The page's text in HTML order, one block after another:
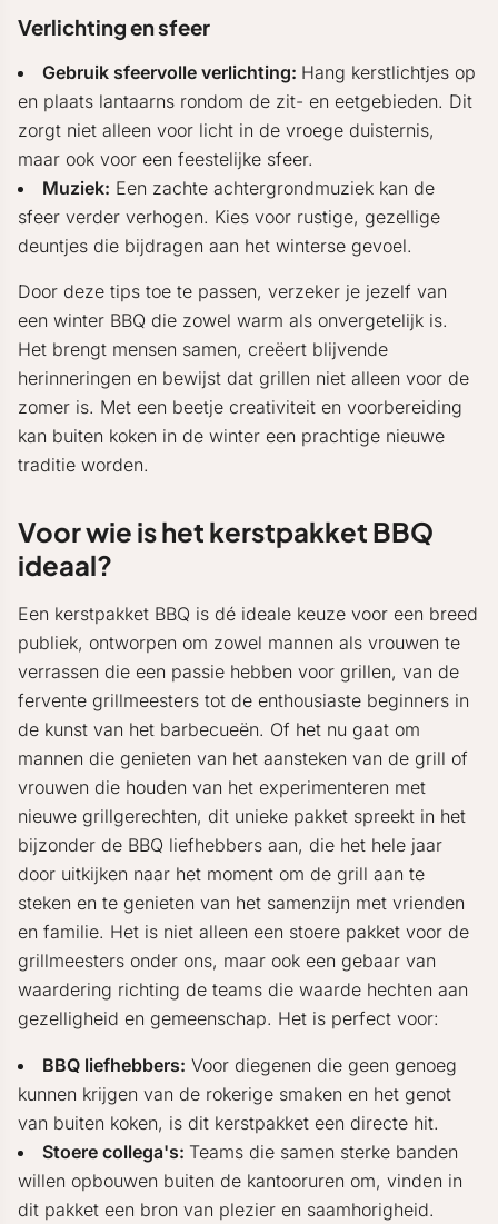
Verlichting en sfeer
Gebruik sfeervolle verlichting: Hang kerstlichtjes op
en plaats lantaarns rondom de zit- en eetgebieden. Dit
zorgt niet alleen voor licht in de vroege duisternis,
maar ook voor een feestelijke sfeer.
Muziek: Een zachte achtergrondmuziek kan de
sfeer verder verhogen. Kies voor rustige, gezellige
deuntjes die bijdragen aan het winterse gevoel.
Door deze tips toe te passen, verzeker je jezelf van
een winter BBQ die zowel warm als onvergetelijk is.
Het brengt mensen samen, creëert blijvende
herinneringen en bewijst dat grillen niet alleen voor de
zomer is. Met een beetje creativiteit en voorbereiding
kan buiten koken in de winter een prachtige nieuwe
traditie worden.
Voor wie is het kerstpakket BBQ
ideaal?
Een kerstpakket BBQ is dé ideale keuze voor een breed
publiek, ontworpen om zowel mannen als vrouwen te
verrassen die een passie hebben voor grillen, van de
fervente grillmeesters tot de enthousiaste beginners in
de kunst van het barbecueën. Of het nu gaat om
mannen die genieten van het aansteken van de grill of
vrouwen die houden van het experimenteren met
nieuwe grillgerechten, dit unieke pakket spreekt in het
bijzonder de BBQ liefhebbers aan, die het hele jaar
door uitkijken naar het moment om de grill aan te
steken en te genieten van het samenzijn met vrienden
en familie. Het is niet alleen een stoere pakket voor de
grillmeesters onder ons, maar ook een gebaar van
waardering richting de teams die waarde hechten aan
gezelligheid en gemeenschap. Het is perfect voor:
BBQ liefhebbers: Voor diegenen die geen genoeg
kunnen krijgen van de rokerige smaken en het genot
van buiten koken, is dit kerstpakket een directe hit.
Stoere collega's: Teams die samen sterke banden
willen opbouwen buiten de kantooruren om, vinden in
dit pakket een bron van plezier en saamhorigheid.